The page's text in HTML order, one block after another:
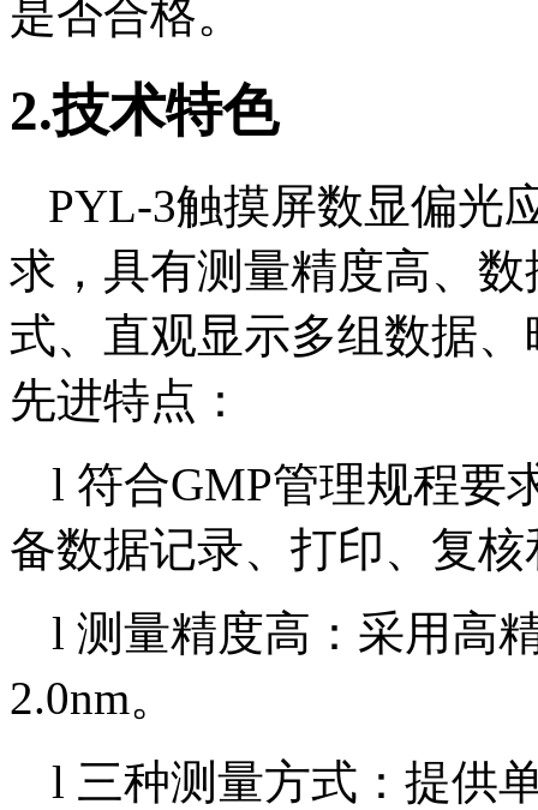
是否合格。
2.技术特色
PYL-3触摸屏数显偏光
求，具有测量精度高、
式、直观显示多组数据
先进特点：
l 符合GMP管理规程要
备数据记录、打印、复
l测量精度高：采用高
2.0nm。
l 三种测量方式：提供